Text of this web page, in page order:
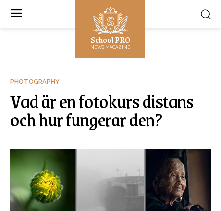
School PRO
NEWS MAGAZINE
PHOTOGRAPHY
Vad är en fotokurs distans
och hur fungerar den?